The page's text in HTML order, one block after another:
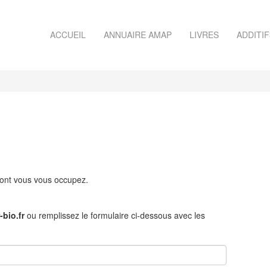
ACCUEIL ANNUAIRE AMAP LIVRES
vous vous occupez.
bio.frou remplissez le formulaire ci-dessous avec les